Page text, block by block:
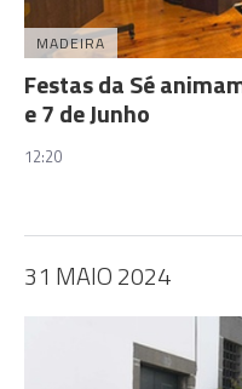
MADEIRA
Festas da Sé
e 7 de Junho
12:20
31 MAIO 2024